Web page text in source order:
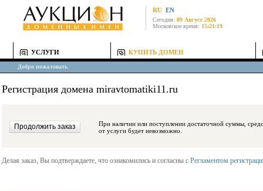
RU EN
Сегодня: 09 Август 2026
Московское время: 15:21:19
УСЛУГИ КУПИТЬ ДОМЕН
Добро пожаловать
Регистрация домена miravtomatiki11.ru
При наличии или поступлении достаточной суммы, средства будут
от услуги будет невозможно.
Делая заказ, Вы подтверждаете, что ознакомились и согласны с Регламентом